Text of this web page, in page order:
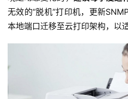
网
+
无效的“脱机”打印机，更新
本地端口迁移至云打印架构，以